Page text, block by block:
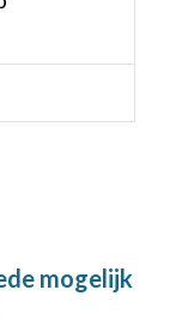
mogelijk